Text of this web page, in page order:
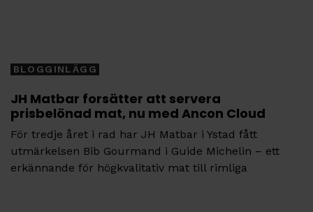
BLOGGINLÄGG
JH Matbar forsätter att servera
prisbelönad mat, nu med Ancon Cloud
För tredje året i rad har JH Matbar i Ystad fått
utmärkelsen Bib Gourmand i Guide Michelin – ett
erkännande för högkvalitativ mat till rimliga